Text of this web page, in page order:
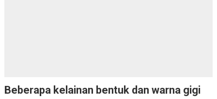
Beberapa kelainan bentuk dan warna gigi